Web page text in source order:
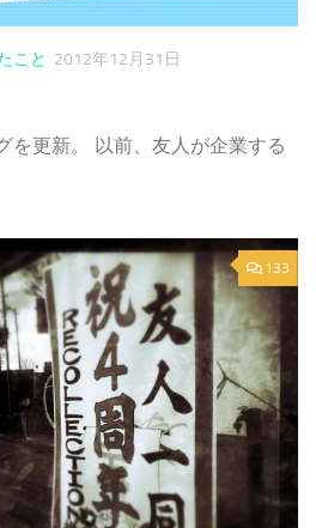
こと 2012年12月31日
を更新。 以前、友人が企業する
133